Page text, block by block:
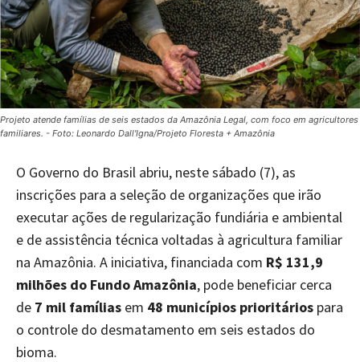
Projeto atende famílias de seis estados da Amazônia Legal, com foco em agricultores
familiares. - Foto: Leonardo Dall'Igna/Projeto Floresta + Amazônia
O Governo do Brasil abriu, neste sábado (7), as
inscrições para a seleção de organizações que irão
executar ações de regularização fundiária e ambiental
e de assistência técnica voltadas à agricultura familiar
na Amazônia. A iniciativa, financiada com R$ 131,9
milhões do Fundo Amazônia, pode beneficiar cerca
de 7 mil famílias em 48 municípios prioritários para
o controle do desmatamento em seis estados do
bioma.